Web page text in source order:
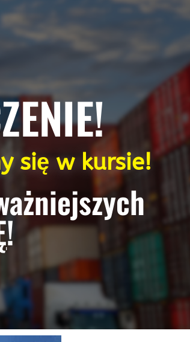
się w kursie!
!